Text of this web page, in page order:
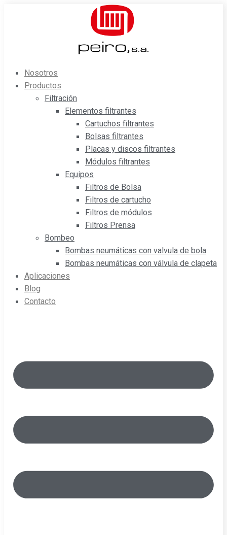
Nosotros
Productos
Filtración
Elementos filtrantes
Cartuchos filtrantes
Bolsas filtrantes
Placas y discos filtrantes
Módulos filtrantes
Equipos
Filtros de Bolsa
Filtros de cartucho
Filtros de módulos
Filtros Prensa
Bombeo
Bombas neumáticas con valvula de bola
Bombas neumáticas con válvula de clapeta
Aplicaciones
Blog
Contacto